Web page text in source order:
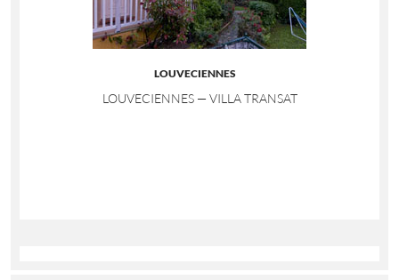
LOUVECIENNES
LOUVECIENNES — VILLA TRANSAT